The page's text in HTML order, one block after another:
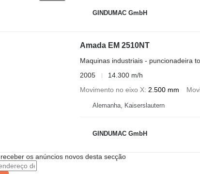
GINDUMAC GmbH
Amada EM 2510NT
Maquinas industriais - puncionadeira
2005
14.300 m/h
Movimento no eixo X 2.500 mm
Alemanha, Kaiserslautern
GINDUMAC GmbH
os anúncios novos desta secção